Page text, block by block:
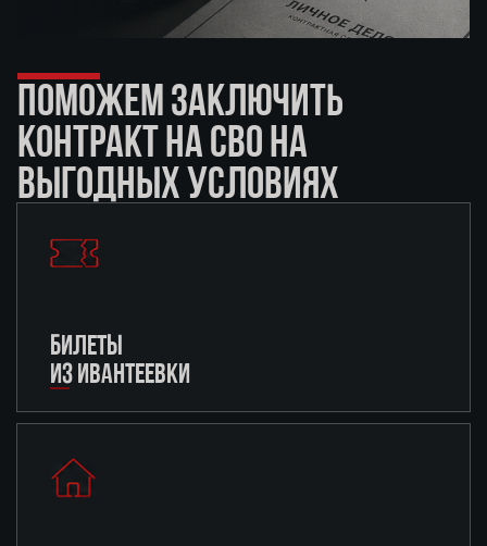
ПОМОЖЕМ ЗАКЛЮЧИТЬ
КОНТРАКТ НА СВО НА
ВЫГОДНЫХ УСЛОВИЯХ
БИЛЕТЫ
ИЗ ИВАНТЕЕВКИ